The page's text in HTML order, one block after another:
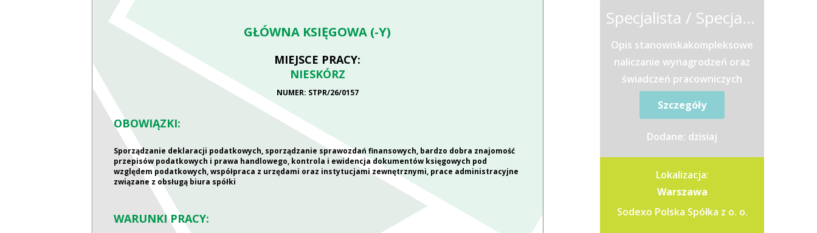
GŁÓWNA KSIĘGOWA (-Y)
MIEJSCE PRACY:
NIESKÓRZ
NUMER: STPR/26/0157
OBOWIĄZKI:
Sporządzanie deklaracji podatkowych, sporządzanie sprawozdań finansowych, bardzo dobra znajomość
przepisów podatkowych i prawa handlowego, kontrola i ewidencja dokumentów księgowych pod
względem podatkowych, współpraca z urzędami oraz instytucjami zewnętrznymi, prace administracyjne
związane z obsługą biura spółki
WARUNKI PRACY:
Specjalista / Specjalistka ds. Wynagrodzeń i Rozliczeń Kadrowo-Płacowych
Opis stanowiskakompleksowe
naliczanie wynagrodzeń oraz
świadczeń pracowniczych
zgodnie z obowiązującymi
przepisamiprzygotowywanie
list płac oraz...
Szczegóły
Dodane: dzisiaj
Lokalizacja:
Warszawa
Sodexo Polska Spółka z o. o.